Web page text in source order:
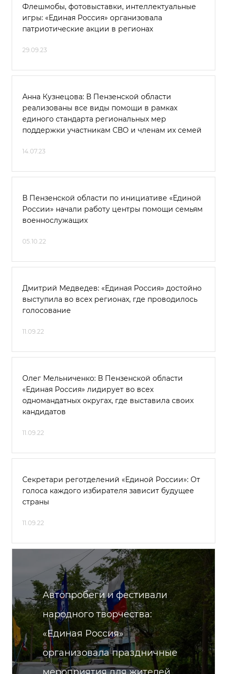
Флешмобы, фотовыставки, интеллектуальные
игры: «Единая Россия» организовала
патриотические акции в регионах
29.09.23
Анна Кузнецова: В Пензенской области
реализованы все виды помощи в рамках
единого стандарта региональных мер
поддержки участникам СВО и членам их семей
14.07.23
В Пензенской области по инициативе «Единой
России» начали работу центры помощи семьям
военнослужащих
05.10.22
Дмитрий Медведев: «Единая Россия» достойно
выступила во всех регионах, где проводилось
голосование
11.09.22
Олег Мельниченко: В Пензенской области
«Единая Россия» лидирует во всех
одномандатных округах, где выставила своих
кандидатов
11.09.22
Секретари реготделений «Единой России»: От
голоса каждого избирателя зависит будущее
страны
11.09.22
Автопробеги и фестивали
народного творчества:
«Единая Россия»
организовала праздничные